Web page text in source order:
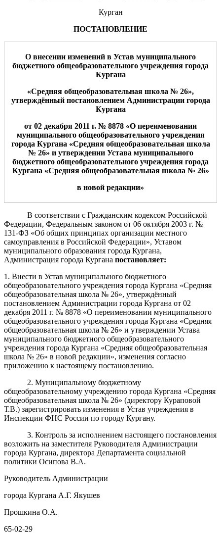
Курган
ПОСТАНОВЛЕНИЕ
О внесении изменений в Устав муниципального
бюджетного общеобразовательного учреждения города
Кургана
«Средняя общеобразовательная школа № 26»,
утверждённый постановлением Администрации города
Кургана
от 02 декабря 2011 г. № 8878 «О переименовании
муниципального общеобразовательного учреждения
города Кургана «Средняя общеобразовательная школа
№ 26» и утверждении Устава муниципального
бюджетного общеобразовательного учреждения города
Кургана «Средняя общеобразовательная школа № 26»
в новой редакции»
В соответствии с Гражданским кодексом Российской
Федерации, Федеральным законом от 06 октября 2003 г. №
131-ФЗ «Об общих принципах организации местного
самоуправления в Российской Федерации», Уставом
муниципального образования города Кургана,
Администрация города Кургана постановляет:
1. Внести в Устав муниципального бюджетного
общеобразовательного учреждения города Кургана «Средняя
общеобразовательная школа № 26», утверждённый
постановлением Администрации города Кургана от 02
декабря 2011 г. № 8878 «О переименовании муниципального
общеобразовательного учреждения города Кургана «Средняя
общеобразовательная школа № 26» и утверждении Устава
муниципального бюджетного общеобразовательного
учреждения города Кургана «Средняя общеобразовательная
школа № 26» в новой редакции», изменения согласно
приложению к настоящему постановлению.
2. Муниципальному бюджетному
общеобразовательному учреждению города Кургана «Средняя
общеобразовательная школа № 26» (директору Кураповой
Т.В.) зарегистрировать изменения в Устав учреждения в
Инспекции ФНС России по городу Кургану.
3. Контроль за исполнением настоящего постановления
возложить на заместителя Руководителя Администрации
города Кургана, директора Департамента социальной
политики Осипова В.А.
Руководитель Администрации
города Кургана А.Г. Якушев
Прошкина О.А.
65-02-29